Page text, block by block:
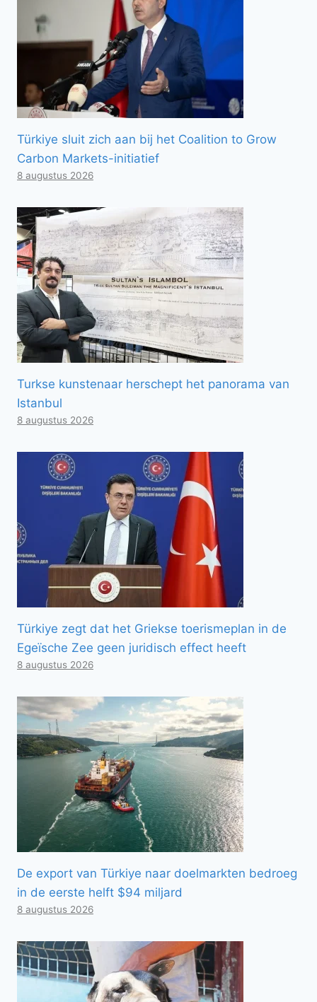
Türkiye sluit zich aan bij het Coalition to Grow
Carbon Markets-initiatief
8 augustus 2026
Turkse kunstenaar herschept het panorama van
Istanbul
8 augustus 2026
Türkiye zegt dat het Griekse toerismeplan in de
Egeïsche Zee geen juridisch effect heeft
8 augustus 2026
De export van Türkiye naar doelmarkten bedroeg
in de eerste helft $94 miljard
8 augustus 2026